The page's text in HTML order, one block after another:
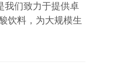
我们致力于提供卓
饮料，为大规模生